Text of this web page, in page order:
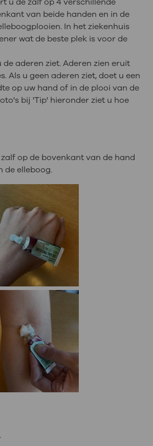
van beide handen en in de
In het ziekenhuis
wat de beste plek is voor de
aderen ziet. Aderen zien eruit
Als u geen aderen ziet, doet u een
op uw hand of in de plooi van de
bij 'Tip' hieronder ziet u hoe
op de bovenkant van de hand
de elleboog.